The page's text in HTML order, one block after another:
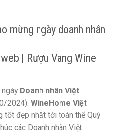
mừng ngày doanh nhân
Doanh nhân Việt
2024). WineHome Việt
tốt đẹp nhất tới toàn thể Quý
các Doanh nhân Việt